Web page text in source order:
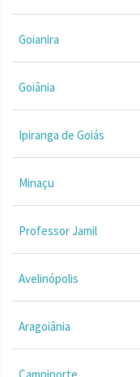
Goianira
Goiânia
Ipiranga de Goiás
Minaçu
Professor Jamil
Avelinópolis
Aragoiânia